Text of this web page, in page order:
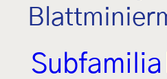
Subfamilia